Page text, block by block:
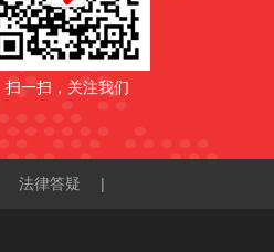
扫一扫，关注我们
法律答疑 |